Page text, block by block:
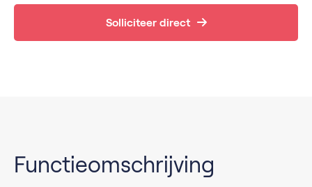
Solliciteer direct
Functieomschrijving